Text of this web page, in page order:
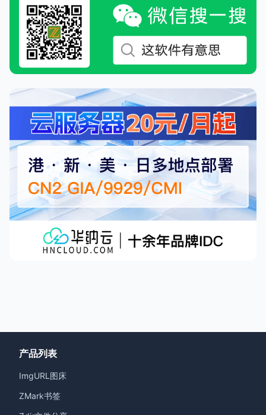
产品列表
ImgURL图床
ZMark书签